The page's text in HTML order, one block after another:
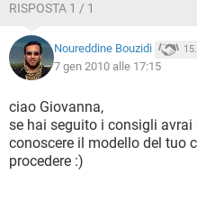
RISPOSTA 1 / 1
Noureddine Bouzidi
7 gen 2010 alle 17:15
ciao Giovanna,
se hai seguito i consigli
conoscere il modello del tuo
procedere :)